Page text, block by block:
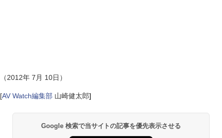
（2012年 7月 10日）
[AV Watch編集部 山崎健太郎]
Google 検索で当サイトの記事を優先表示させる